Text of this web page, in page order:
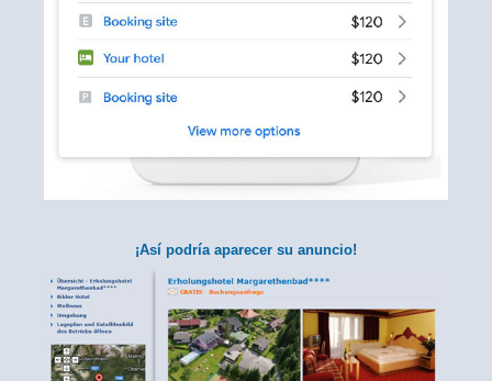
¡Así podría aparecer su anuncio!